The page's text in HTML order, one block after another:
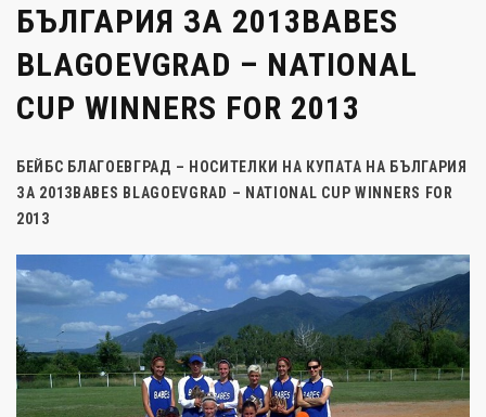
БЪЛГАРИЯ ЗА 2013BABES
BLAGOEVGRAD – NATIONAL
CUP WINNERS FOR 2013
БЕЙБС БЛАГОЕВГРАД – НОСИТЕЛКИ НА КУПАТА НА БЪЛГАРИЯ
ЗА 2013 BABES BLAGOEVGRAD – NATIONAL CUP WINNERS FOR
2013